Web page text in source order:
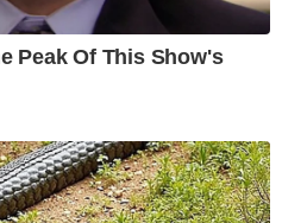
Peak Of This Show's